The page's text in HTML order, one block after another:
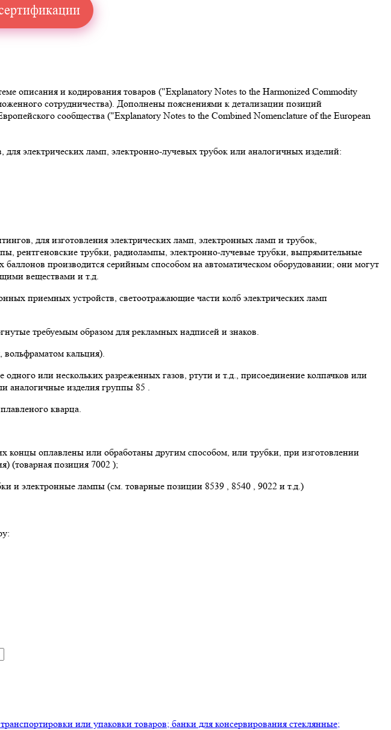
описания и кодирования товаров ("Explanatory Notes to the Harmonized Commodity
сотрудничества). Дополнены пояснениями к детализации позиций
сообщества ("Explanatory Notes to the Combined Nomenclature of the European
электрических ламп, электронно-лучевых трубок или аналогичных изделий:
для изготовления электрических ламп, электронных ламп и трубок,
рентгеновские трубки, радиолампы, электронно-лучевые трубки, выпрямительные
производится серийным способом на автоматическом оборудовании; они могут
веществами и т.д.
приемных устройств, светоотражающие части колб электрических ламп
требуемым образом для рекламных надписей и знаков.
кальция).
или нескольких разреженных газов, ртути и т.д., присоединение колпачков или
аналогичные изделия группы 85 .
кварца.
концы оплавлены или обработаны другим способом, или трубки, при изготовлении
(товарная позиция 7002 );
и электронные лампы (см. товарные позиции 8539 , 8540 , 9022 и т.д.)
или упаковки товаров; банки для консервирования стеклянные;